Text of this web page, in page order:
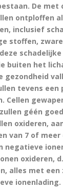
De met
ontploffen
inclusief
stoffen,
buiten het
gezondheid
tevens een
Cellen
géén
oxideren,
van 7 of meer
negatieve
oxideren,
alles met
ionenlading.